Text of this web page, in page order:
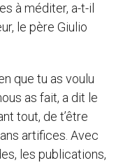
à méditer, a-t-il
le père Giulio
que tu as voulu
as fait, a dit le
tout, de t’être
artifices. Avec
les publications,